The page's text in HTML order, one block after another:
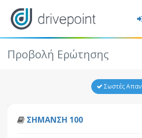
Προβολή Ερώτησης
Σωστές
ΣΗΜΑΝΣΗ 100